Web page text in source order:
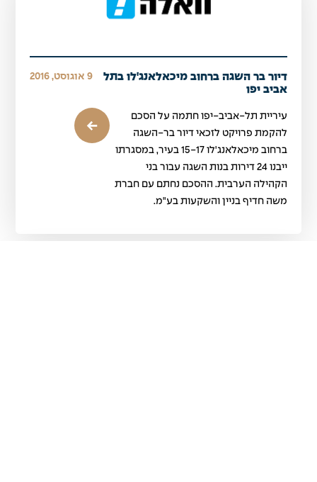
דיור בר השגה ברחוב מיכאלאנג'לו בתל
אביב יפו
9 אוגוסט, 2016
עיריית תל-אביב-יפו חתמה על הסכם
להקמת פרויקט לזכאי דיור בר-השגה
ברחוב מיכאלאנג'לו 15-17 בעיר, במסגרתו
ייבנו 24 דירות בנות השגה עבור בני
הקהילה הערבית. ההסכם נחתם עם חברת
משה חדיף בניין והשקעות בע"מ.